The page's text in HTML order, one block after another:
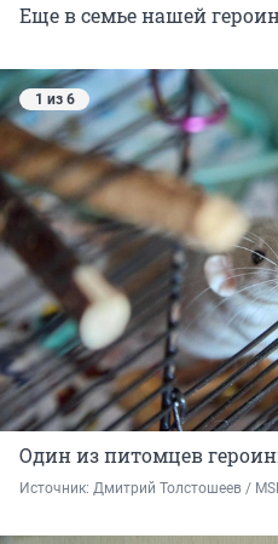
Еще в семье нашей
1 из 6
Один из питомцев
Источник: Дмитрий Толстошеев /